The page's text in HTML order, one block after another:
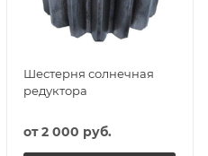
Шестерня солнечная
редуктора
от2 000 руб.